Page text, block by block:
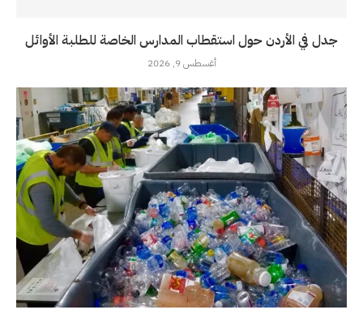
جدل في الأردن حول استقطاب المدارس الخاصة للطلبة الأوائل
أغسطس 9, 2026